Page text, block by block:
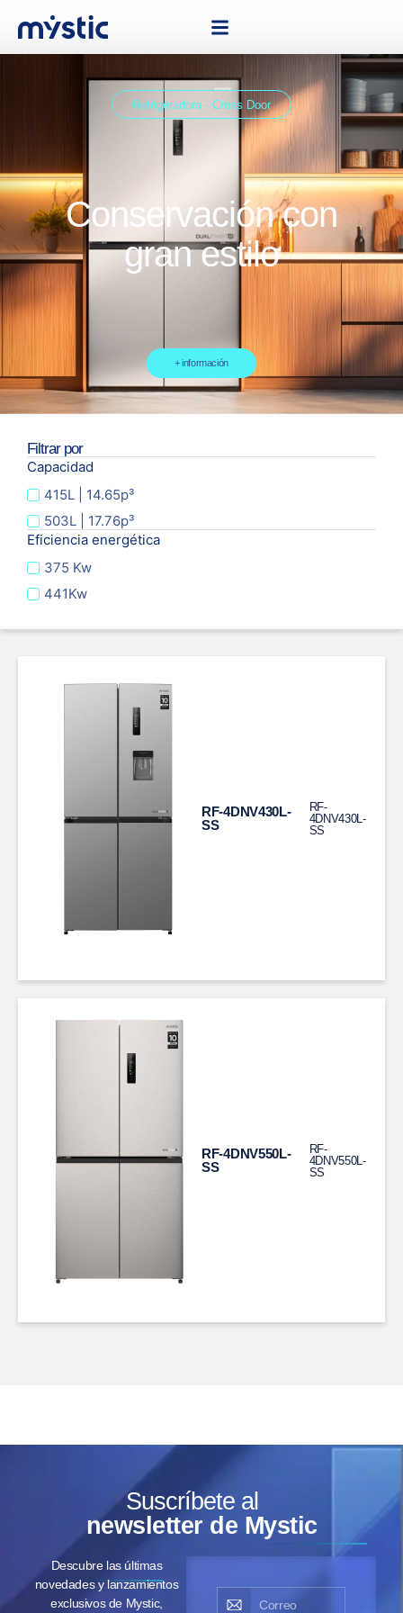
Refrigeradora - Cross Door
Conservación con
gran estilo
+ información
Filtrar por
Capacidad
415L | 14.65p³
503L | 17.76p³
Eficiencia energética
375 Kw
441Kw
RF-4DNV430L-
SS
RF-
4DNV430L-
SS
RF-4DNV550L-
SS
RF-
4DNV550L-
SS
Suscríbete al
newsletter de Mystic
Descubre las últimas
novedades y lanzamientos
exclusivos de Mystic,